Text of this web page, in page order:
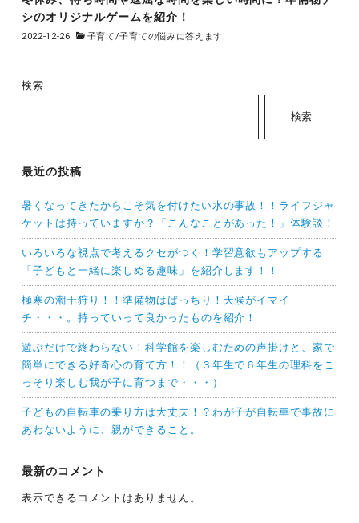
シのオリジナルゲームを紹介！
2022-12-26 子育て/子育ての悩みに答えます
検索
検索
最近の投稿
暑くなってきたからこそ気を付けたい水の事故！！ライフジャ
ケットは持っていますか？「こんなことがあった！」体験談！
いろいろな視点で考えるクセがつく！学習意欲もアップする
「子どもと一緒に楽しめる趣味」を紹介します！！
極寒の潮干狩り！！準備物はばっちり！天候がイマイ
チ・・・。持っていって良かったものを紹介！
遊ぶだけで終わらない！科学館を楽しむための声掛けと、家で
簡単にできる好奇心の育て方！！（３年生で６年生の理科をこ
っそり楽しむ我が子に育つまで・・・）
子どもの自転車の乗り方は大丈夫！？わが子が自転車で事故に
あわないように、親ができること。
最新のコメント
表示できるコメントはありません。